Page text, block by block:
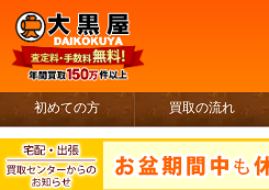
初めての方 買取の流れ